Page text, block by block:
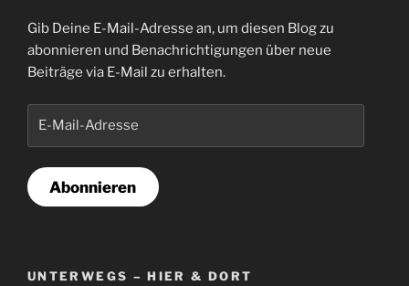
Gib Deine E-Mail-Adresse an, um diesen Blog zu
abonnieren und Benachrichtigungen über neue
Beiträge via E-Mail zu erhalten.
Abonnieren
UNTERWEGS – HIER & DORT